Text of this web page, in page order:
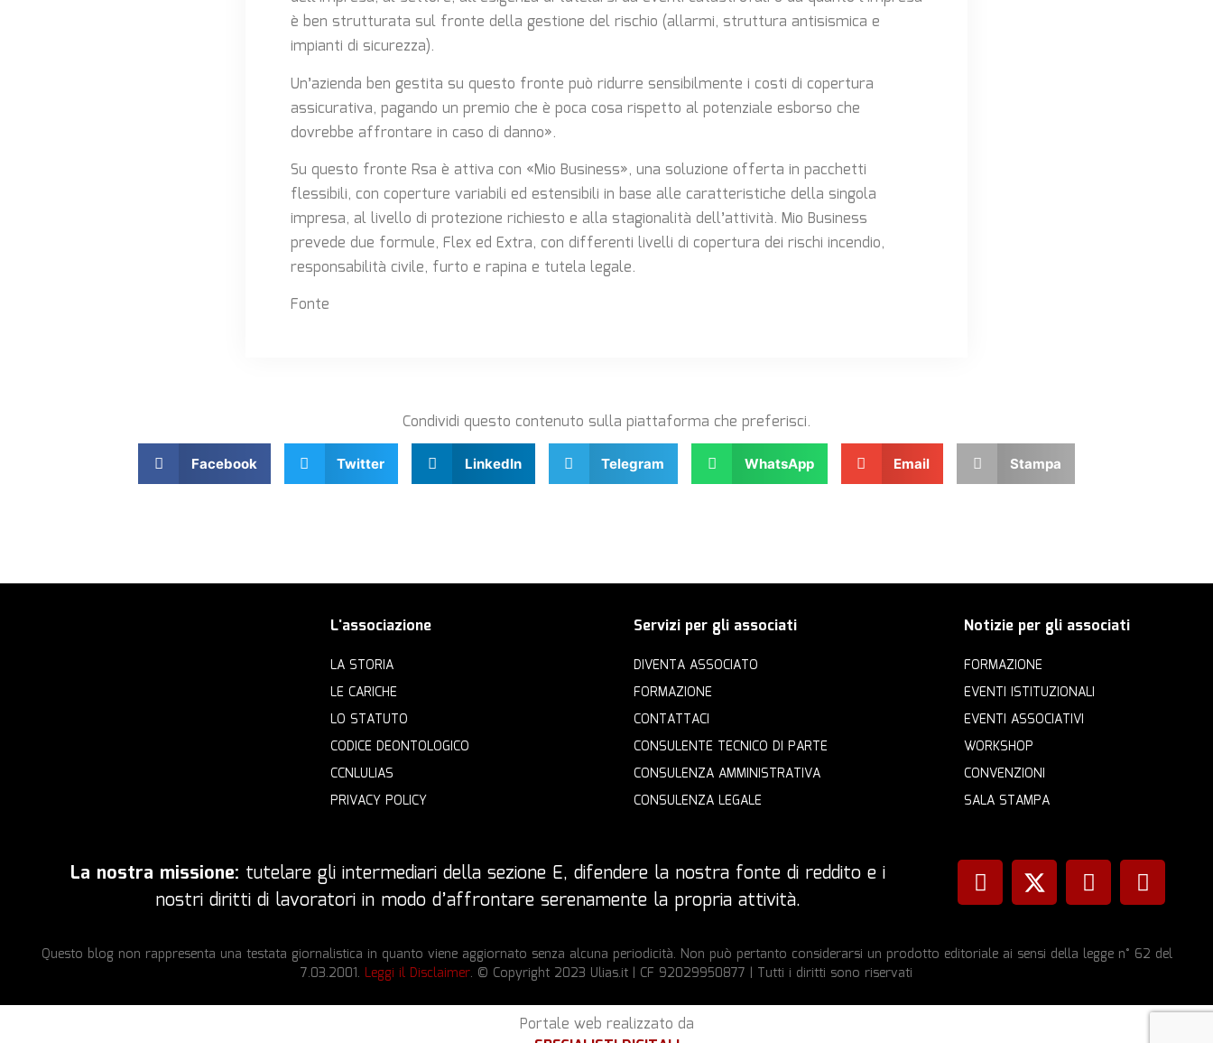
è ben strutturata sul fronte della gestione del rischio (allarmi, struttura antisismica e
impianti di sicurezza).
Un’azienda ben gestita su questo fronte può ridurre sensibilmente i costi di copertura
assicurativa, pagando un premio che è poca cosa rispetto al potenziale esborso che
dovrebbe affrontare in caso di danno».
Su questo fronte Rsa è attiva con «Mio Business», una soluzione offerta in pacchetti
flessibili, con coperture variabili ed estensibili in base alle caratteristiche della singola
impresa, al livello di protezione richiesto e alla stagionalità dell’attività. Mio Business
prevede due formule, Flex ed Extra, con differenti livelli di copertura dei rischi incendio,
responsabilità civile, furto e rapina e tutela legale.
Fonte
Condividi questo contenuto sulla piattaforma che preferisci.
Facebook Twitter LinkedIn Telegram WhatsApp Email Stampa
L'associazione
LA STORIA
LE CARICHE
LO STATUTO
CODICE DEONTOLOGICO
CCNLULIAS
PRIVACY POLICY
Servizi per gli associati
DIVENTA ASSOCIATO
FORMAZIONE
CONTATTACI
CONSULENTE TECNICO DI PARTE
CONSULENZA AMMINISTRATIVA
CONSULENZA LEGALE
Notizie per gli associati
FORMAZIONE
EVENTI ISTITUZIONALI
EVENTI ASSOCIATIVI
WORKSHOP
CONVENZIONI
SALA STAMPA
La nostra missione: tutelare gli intermediari della sezione E, difendere la nostra fonte di reddito e i
nostri diritti di lavoratori in modo d’affrontare serenamente la propria attività.
Questo blog non rappresenta una testata giornalistica in quanto viene aggiornato senza alcuna periodicità. Non può pertanto considerarsi un prodotto editoriale ai sensi della legge n° 62 del
7.03.2001. Leggi il Disclaimer. © Copyright 2023 Ulias.it | CF 92029950877 | Tutti i diritti sono riservati
Portale web realizzato da